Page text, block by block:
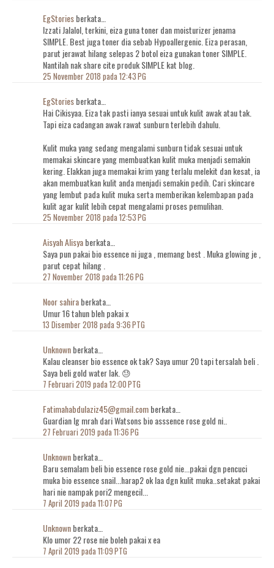
EgStoriesberkata…
Izzati Jalalol, terkini, eiza guna toner dan moisturizer jenama
SIMPLE. Best juga toner dia sebab Hypoallergenic. Eiza perasan,
parut jerawat hilang selepas 2 botol eiza gunakan toner SIMPLE.
Nantilah nak share cite produk SIMPLE kat blog.
25 November 2018 pada 12:43 PG
EgStoriesberkata…
Hai Cikisyaa. Eiza tak pasti ianya sesuai untuk kulit awak atau tak.
Tapi eiza cadangan awak rawat sunburn terlebih dahulu.
Kulit muka yang sedang mengalami sunburn tidak sesuai untuk
memakai skincare yang membuatkan kulit muka menjadi semakin
kering. Elakkan juga memakai krim yang terlalu melekit dan kesat, ia
akan membuatkan kulit anda menjadi semakin pedih. Cari skincare
yang lembut pada kulit muka serta memberikan kelembapan pada
kulit agar kulit lebih cepat mengalami proses pemulihan.
25 November 2018 pada 12:53 PG
Aisyah Alisyaberkata…
Saya pun pakai bio essence ni juga , memang best . Muka glowing je ,
parut cepat hilang .
27 November 2018 pada 11:26 PG
Noor sahiraberkata…
Umur 16 tahun bleh pakai x
13 Disember 2018 pada 9:36 PTG
Unknownberkata…
Kalau cleanser bio essence ok tak? Saya umur 20 tapi tersalah beli .
Saya beli gold water lak. 😓
7 Februari 2019 pada 12:00 PTG
Fatimahabdulaziz45@gmail.comberkata…
Guardian lg mrah dari Watsons bio asssence rose gold ni..
27 Februari 2019 pada 11:36 PG
Unknownberkata…
Baru semalam beli bio essence rose gold nie...pakai dgn pencuci
muka bio essence snail...harap2 ok laa dgn kulit muka..setakat pakai
hari nie nampak pori2 mengecil...
7 April 2019 pada 11:07 PG
Unknownberkata…
Klo umor 22 rose nie boleh pakai x ea
7 April 2019 pada 11:09 PTG